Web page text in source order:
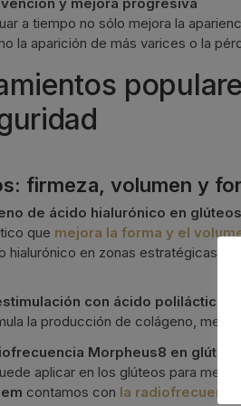
a tiempo no sólo mejora la
la aparición de más varices o la
firmeza, volumen y
de ácido hialurónico en
que mejora la forma y el
hialurónico en zonas estratégicas de
con ácido poliláctico
la producción de colágeno,
Morpheus8 en glúteos
aplicar en los glúteos para
contamos con la